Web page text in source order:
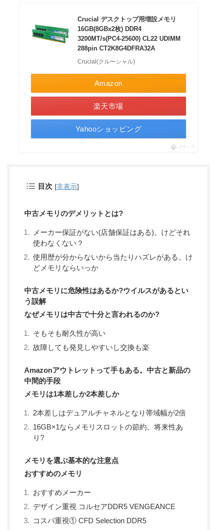
Crucial デスクトップ用増設メモリ
16GB(8GBx2枚) DDR4
3200MT/s(PC4-25600) CL22 UDIMM
288pin CT2K8G4DFRA32A
Crucial(クルーシャル)
Amazon
楽天市場
Yahooショッピング
ポチップ
目次 [非表示]
中古メモリのデメリットとは?
メーカー保証がない(店舗保証はある)。けどそれ
使わなくない？
使用歴が分からないから当たりハズレがある。け
どメモリならいっか
中古メモリに危険性はあるか?ウイルスがあるとい
う誤解
なぜメモリは中古で十分と言われるのか?
そもそも耐久性が高い
故障しても発見しやすいし交換も楽
Amazonアウトレットって手もある。中古と新品の
中間的手段
メモリは1本差しか2本差しか
2本差しはデュアルチャネルとなり帯域幅が2倍
16GB×1ならメモリスロットの節約。将来性あ
り?
メモリを選ぶ基本的な注意点
おすすめのメモリ
おすすめメーカー
デザイン重視 コルセアDDR5 VENGEANCE
コスパ重視① CFD Selection DDR5